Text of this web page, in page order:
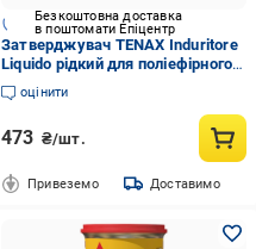
Безкоштовна доставка
в поштомати Епіцентр
Затверджувач TENAX Induritore
Liquido рідкий для поліефірного
клею 50 мл (000786)
оцінити
473 ₴/шт.
Привеземо Доставимо